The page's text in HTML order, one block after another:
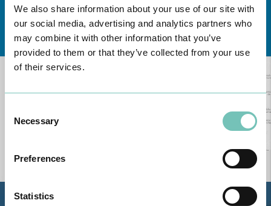
We also share information about your use of our site with
our social media, advertising and analytics partners who
may combine it with other information that you’ve
provided to them or that they’ve collected from your use
of their services.
Selection
Necessary
Preferences
Statistics
Conheça todas as Unidades de saúde CUFaqui